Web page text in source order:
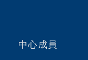
中心成員